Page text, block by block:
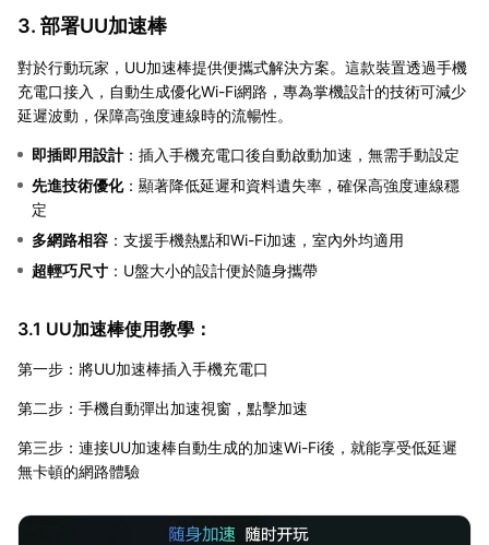
3. 部署UU加速棒
對於行動玩家，UU加速棒提供便攜式解決方案。這款裝置透過手機
充電口接入，自動生成優化Wi-Fi網路，專為掌機設計的技術可減少
延遲波動，保障高強度連線時的流暢性。
即插即用設計：插入手機充電口後自動啟動加速，無需手動設定
先進技術優化：顯著降低延遲和資料遺失率，確保高強度連線穩
定
多網路相容 ：支援手機熱點和Wi-Fi加速，室內外均適用
超輕巧尺寸 ：U盤大小的設計便於隨身攜帶
3.1 UU加速棒使用教學：
第一步：將UU加速棒插入手機充電口
第二步：手機自動彈出加速視窗，點擊加速
第三步：連接UU加速棒自動生成的加速Wi-Fi後，就能享受低延遲
無卡頓的網路體驗